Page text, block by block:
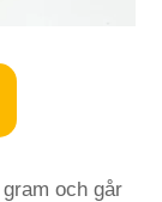
och går